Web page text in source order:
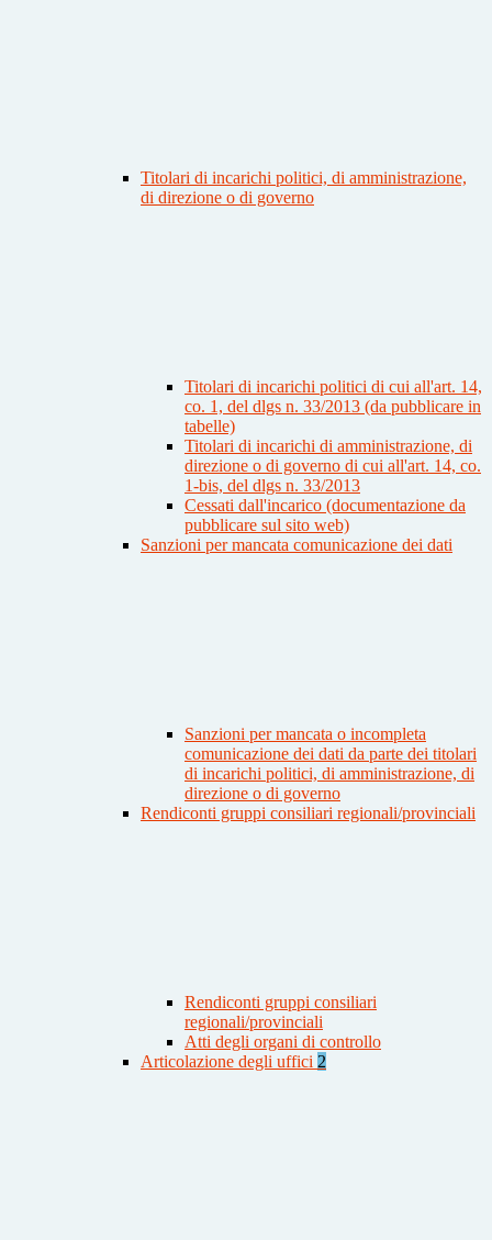
Titolari di incarichi politici, di amministrazione,
di direzione o di governo
Titolari di incarichi politici di cui all'art. 14,
co. 1, del dlgs n. 33/2013 (da pubblicare in
tabelle)
Titolari di incarichi di amministrazione, di
direzione o di governo di cui all'art. 14, co.
1-bis, del dlgs n. 33/2013
Cessati dall'incarico (documentazione da
pubblicare sul sito web)
Sanzioni per mancata comunicazione dei dati
Sanzioni per mancata o incompleta
comunicazione dei dati da parte dei titolari
di incarichi politici, di amministrazione, di
direzione o di governo
Rendiconti gruppi consiliari regionali/provinciali
Rendiconti gruppi consiliari
regionali/provinciali
Atti degli organi di controllo
Articolazione degli uffici 2